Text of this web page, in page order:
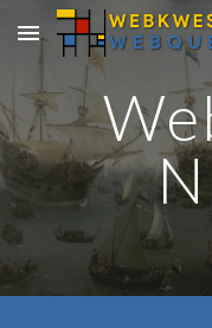
Skip to main content